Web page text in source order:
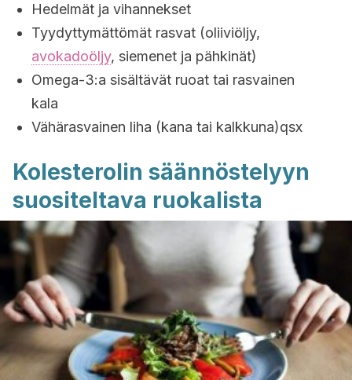
Hedelmät ja vihannekset
Tyydyttymättömät rasvat (oliiviöljy,
avokadoöljy, siemenet ja pähkinät)
Omega-3:a sisältävät ruoat tai rasvainen
kala
Vähärasvainen liha (kana tai kalkkuna)qsx
Kolesterolin säännöstelyyn
suositeltava ruokalista